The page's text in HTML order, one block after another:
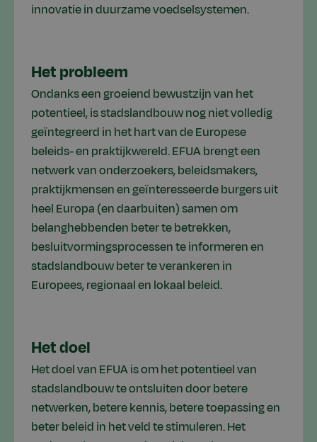
innovatie in duurzame voedselsystemen.
Het probleem
Ondanks een groeiend bewustzijn van het
potentieel, is stadslandbouw nog niet volledig
geïntegreerd in het hart van de Europese
beleids- en praktijkwereld. EFUA brengt een
netwerk van onderzoekers, beleidsmakers,
praktijkmensen en geïnteresseerde burgers uit
heel Europa (en daarbuiten) samen om
belanghebbenden beter te betrekken,
besluitvormingsprocessen te informeren en
stadslandbouw beter te verankeren in
Europees, regionaal en lokaal beleid.
Het doel
Het doel van EFUA is om het potentieel van
stadslandbouw te ontsluiten door betere
netwerken, betere kennis, betere toepassing en
beter beleid in het veld te stimuleren. Het